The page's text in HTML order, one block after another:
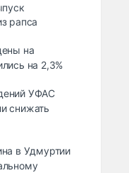
рапса
на
на 2,3%
УФАС
снижать
в Удмуртии